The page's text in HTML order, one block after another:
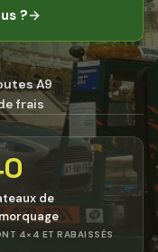
?→
A9
frais
de
4×4 ET RABAISSÉS